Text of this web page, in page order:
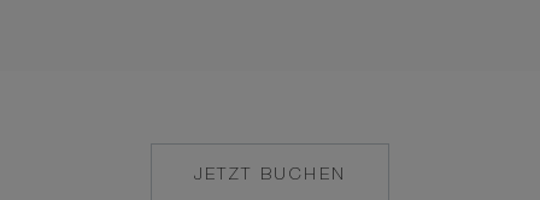
JETZT BUCHEN